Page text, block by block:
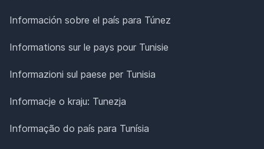
Información sobre el país para Túnez
Informations sur le pays pour Tunisie
Informazioni sul paese per Tunisia
Informacje o kraju: Tunezja
Informação do país para Tunísia